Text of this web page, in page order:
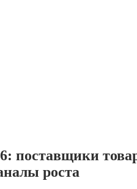
поставщики
роста